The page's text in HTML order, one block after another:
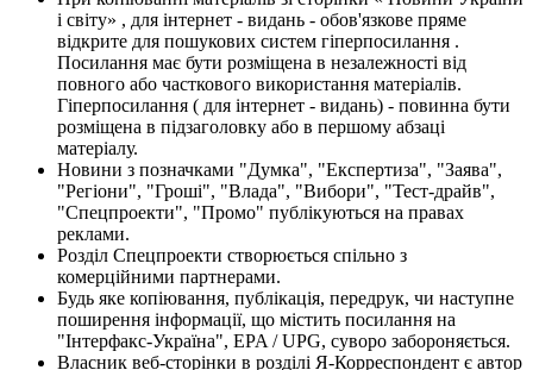
і світу» , для інтернет - видань - обов'язкове пряме
відкрите для пошукових систем гіперпосилання .
Посилання має бути розміщена в незалежності від
повного або часткового використання матеріалів.
Гіперпосилання ( для інтернет - видань) - повинна бути
розміщена в підзаголовку або в першому абзаці
матеріалу.
Новини з позначками "Думка", "Експертиза", "Заява",
"Регіони", "Гроші", "Влада", "Вибори", "Тест-драйв",
"Спецпроекти", "Промо" публікуються на правах
реклами.
Розділ Спецпроекти створюється спільно з
комерційними партнерами.
Будь яке копіювання, публікація, передрук, чи наступне
поширення інформації, що містить посилання на
"Інтерфакс-Україна", EPA / UPG, суворо забороняється.
Власник веб-сторінки в розділі Я-Корреспондент є автор